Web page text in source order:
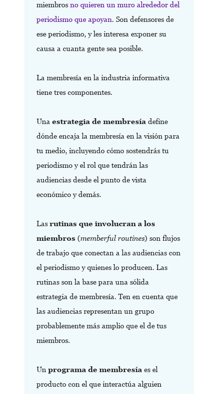
miembros no quieren un muro alrededor del
periodismo que apoyan. Son defensores de
ese periodismo, y les interesa exponer su
causa a cuanta gente sea posible.
La membresía en la industria informativa
tiene tres componentes.
Una estrategia de membresía define
dónde encaja la membresía en la visión para
tu medio, incluyendo cómo sostendrás tu
periodismo y el rol que tendrán las
audiencias desde el punto de vista
económico y demás.
Las rutinas que involucran a los
miembros (memberful routines) son flujos
de trabajo que conectan a las audiencias con
el periodismo y quienes lo producen. Las
rutinas son la base para una sólida
estrategia de membresía. Ten en cuenta que
las audiencias representan un grupo
probablemente más amplio que el de tus
miembros.
Un programa de membresía es el
producto con el que interactúa alguien